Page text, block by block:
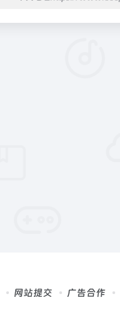
网站提交 广告合作